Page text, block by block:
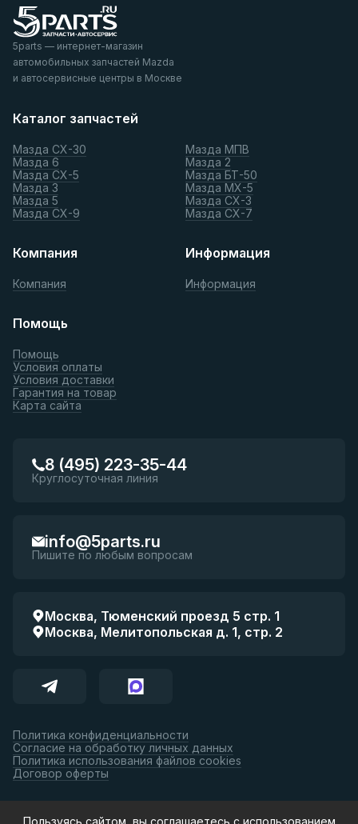
5parts — интернет-магазин
автомобильных запчастей Mazda
и автосервисные центры в Москве
Каталог запчастей
Мазда СХ-30
Мазда 6
Мазда СХ-5
Мазда 3
Мазда 5
Мазда СХ-9
Мазда МПВ
Мазда 2
Мазда БТ-50
Мазда МХ-5
Мазда СХ-3
Мазда СХ-7
Компания
Компания
Информация
Информация
Помощь
Помощь
Условия оплаты
Условия доставки
Гарантия на товар
Карта сайта
8 (495) 223-35-44
Круглосуточная линия
info@5parts.ru
Пишите по любым вопросам
Москва, Тюменский проезд 5 стр. 1
Москва, Мелитопольская д. 1, стр. 2
Политика конфиденциальности
Согласие на обработку личных данных
Политика использования файлов cookies
Договор оферты
Принимаем к оплате:
Пользуясь сайтом, вы соглашаетесь с использованием